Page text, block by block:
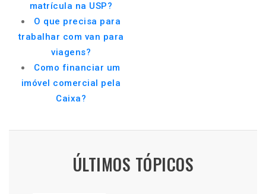
matrícula na USP?
O que precisa para
trabalhar com van para
viagens?
Como financiar um
imóvel comercial pela
Caixa?
ÚLTIMOS TÓPICOS